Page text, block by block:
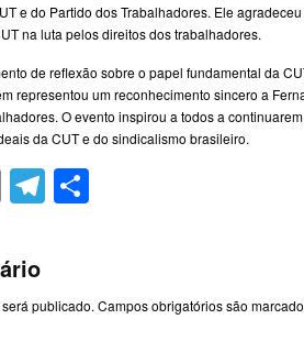
e do Partido dos Trabalhadores. Ele
na luta pelos direitos dos trabalhadores.
de reflexão sobre o papel fundamental da
representou um reconhecimento sincero a
O evento inspirou a todos a
da CUT e do sindicalismo brasileiro.
EmailTelegram
publicado. Campos obrigatórios são